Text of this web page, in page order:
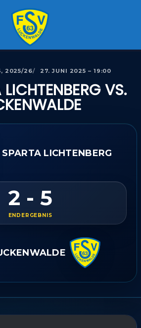
2025/26 27. JUNI 2025 – 19:00
VS.
SPARTA LICHTENBERG
2 - 5
ENDERGEBNIS